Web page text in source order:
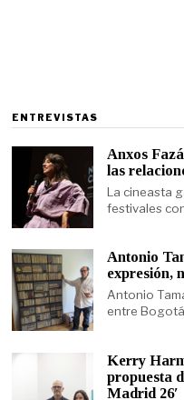
ENTREVISTAS
Anxos
las
La cineasta
festivales
Antonio
expresión,
Antonio
entre
Kerry
propuesta
Madrid 26′